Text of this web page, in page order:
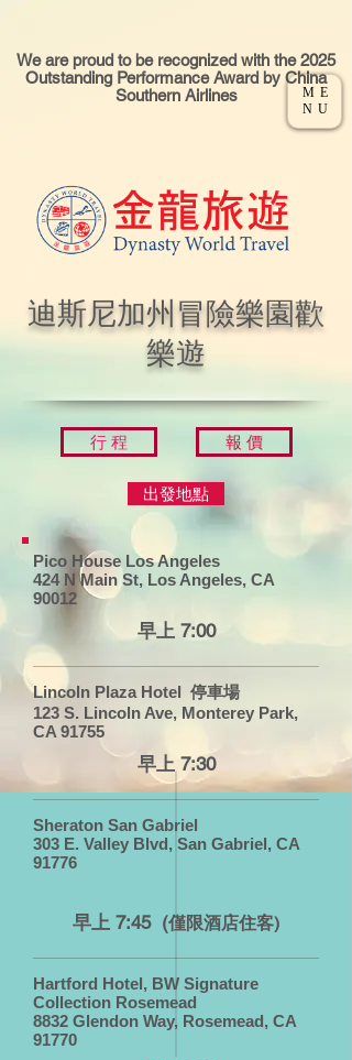
We are proud to be recognized with the 2025
Outstanding Performance Award by China
Southern Airlines
ME
NU
迪斯尼加州冒險樂園歡
樂遊
行 程 報 價
出發地點
Pico House Los Angeles
424 N Main St, Los Angeles, CA
90012
早上 7:00
Lincoln Plaza Hotel 停車場
123 S. Lincoln Ave, Monterey Park,
CA 91755
早上 7:30
Sheraton San Gabriel
303 E. Valley Blvd, San Gabriel, CA
91776
早上 7:45 (僅限酒店住客)
Hartford Hotel, BW Signature
Collection Rosemead
8832 Glendon Way, Rosemead, CA
91770